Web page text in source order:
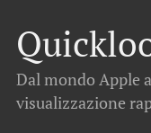
Dal mondo Apple
visualizzazione